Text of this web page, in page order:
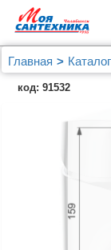
Главная
Смеситель
B1714AA
код: 91532